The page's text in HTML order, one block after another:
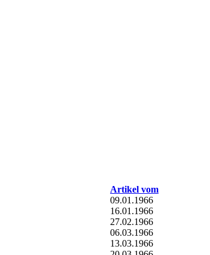
Artikel vom
09.01.1966
16.01.1966
27.02.1966
06.03.1966
13.03.1966